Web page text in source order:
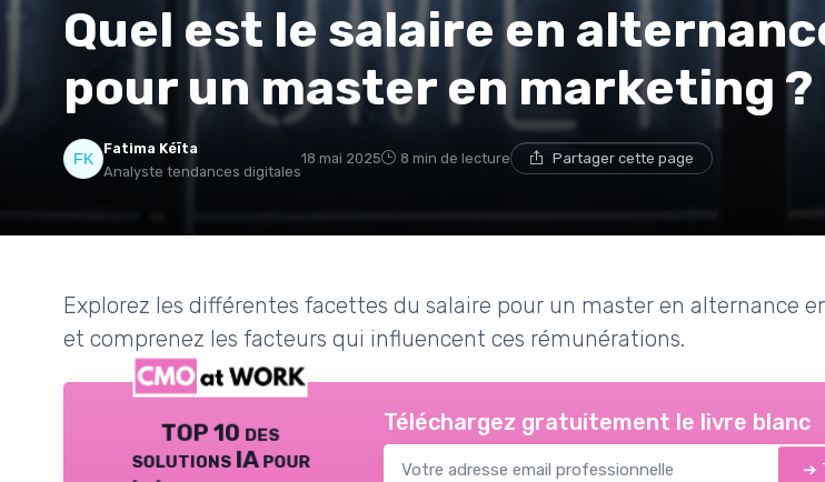
Quel est le salaire en
pour un master en marketing ?
Fatima Kéïta
Analyste tendances digitales
18 mai 2025 8 min de lecture Partager cette page
Explorez les différentes facettes du salaire pour un master en alternance
et comprenez les facteurs qui influencent ces rémunérations.
TOP 10 des
solutions IA pour
Téléchargez gratuitement le livre blanc
➔